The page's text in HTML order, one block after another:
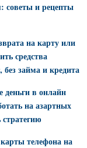
советы и рецепты
на карту или
средства
без займа и кредита
в онлайн
на азартных
телефона на